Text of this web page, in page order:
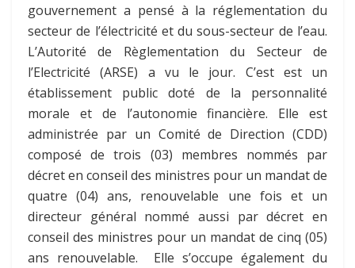
gouvernement a pensé à la réglementation du
secteur de l’électricité et du sous-secteur de l’eau.
L’Autorité de Règlementation du Secteur de
l’Electricité (ARSE) a vu le jour. C’est est un
établissement public doté de la personnalité
morale et de l’autonomie financière. Elle est
administrée par un Comité de Direction (CDD)
composé de trois (03) membres nommés par
décret en conseil des ministres pour un mandat de
quatre (04) ans, renouvelable une fois et un
directeur général nommé aussi par décret en
conseil des ministres pour un mandat de cinq (05)
ans renouvelable. Elle s’occupe également du